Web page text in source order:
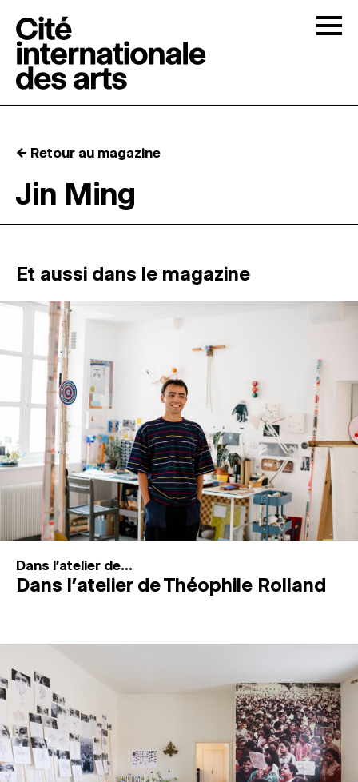
RÉSIDENCES ↓
ATELIERS OUVERTS
PROGRAMMATION
MAGAZINE
ESPACES DE PRATIQUE ARTISTIQUE ↓
Recherche
Connexion
← Retour au magazine
Jin Ming
Et aussi dans le magazine
Dans l'atelier de...
Dans l’atelier de Théophile Rolland